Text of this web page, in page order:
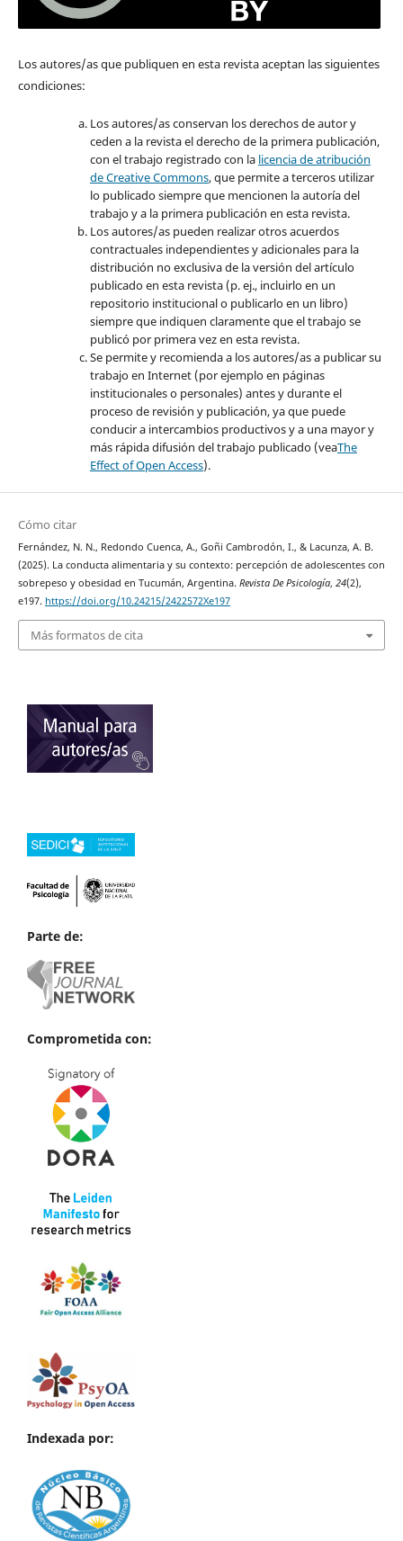
Los autores/as que publiquen en esta revista aceptan las siguientes
condiciones:
Los autores/as conservan los derechos de autor y
ceden a la revista el derecho de la primera publicación,
con el trabajo registrado con la licencia de atribución
de Creative Commons, que permite a terceros utilizar
lo publicado siempre que mencionen la autoría del
trabajo y a la primera publicación en esta revista.
Los autores/as pueden realizar otros acuerdos
contractuales independientes y adicionales para la
distribución no exclusiva de la versión del artículo
publicado en esta revista (p. ej., incluirlo en un
repositorio institucional o publicarlo en un libro)
siempre que indiquen claramente que el trabajo se
publicó por primera vez en esta revista.
Se permite y recomienda a los autores/as a publicar su
trabajo en Internet (por ejemplo en páginas
institucionales o personales) antes y durante el
proceso de revisión y publicación, ya que puede
conducir a intercambios productivos y a una mayor y
más rápida difusión del trabajo publicado (veaThe
Effect of Open Access).
Cómo citar
Fernández, N. N., Redondo Cuenca, A., Goñi Cambrodón, I., & Lacunza, A. B.
(2025). La conducta alimentaria y su contexto: percepción de adolescentes con
sobrepeso y obesidad en Tucumán, Argentina. Revista De Psicología, 24(2),
e197. https://doi.org/10.24215/2422572Xe197
Más formatos de cita
Parte de:
Comprometida con:
Indexada por: